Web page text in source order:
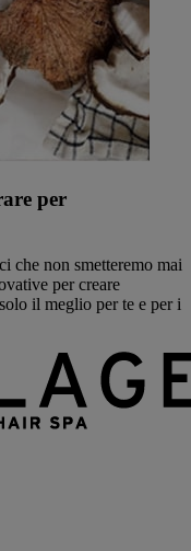
per
che non smetteremo mai
per creare
il meglio per te e per i